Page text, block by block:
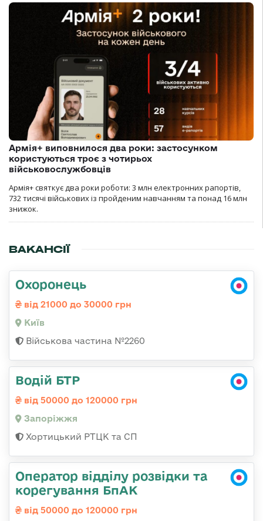
Армія+ виповнилося два роки: застосунком
користуються троє з чотирьох
військовослужбовців
Армія+ святкує два роки роботи: 3 млн електронних рапортів,
732 тисячі військових із пройденим навчанням та понад 16 млн
знижок.
ВАКАНСІЇ
Охоронець
від 21000 до 30000 грн
Київ
Військова частина №2260
Водій БТР
від 50000 до 120000 грн
Запоріжжя
Хортицький РТЦК та СП
Оператор відділу розвідки та
корегування БпАК
від 50000 до 120000 грн